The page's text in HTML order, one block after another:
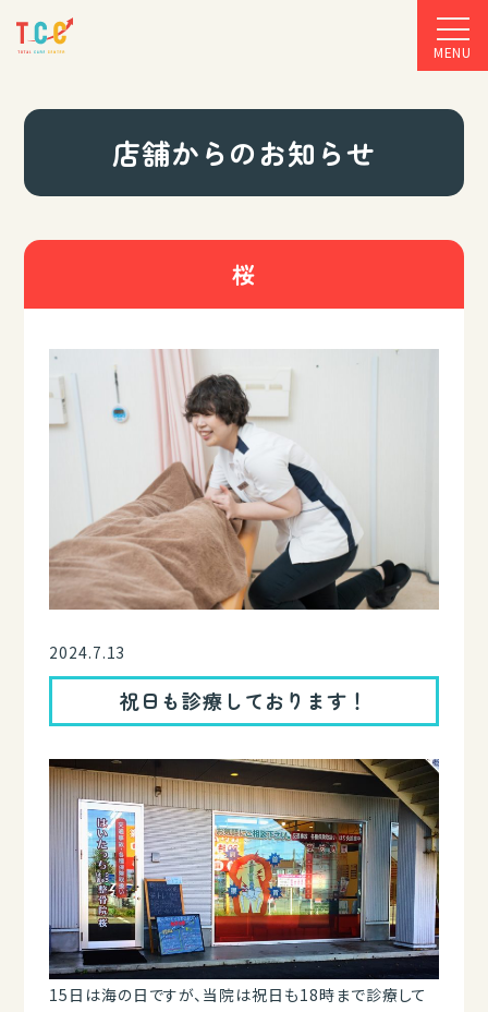
MENU
店舗からのお知らせ
桜
2024.7.13
祝日も診療しております！
15日は海の日ですが、当院は祝日も18時まで診療して